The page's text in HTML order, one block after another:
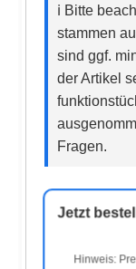
ℹ️ Bitte
stammen
sind ggf.
der Artikel
Fragen.
Jetzt
Hinweis: